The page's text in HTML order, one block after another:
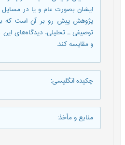
ایشان بصورت عام و یا در مسایل
پژوهش پیشِ رو بر آن است که با
توصیفی ـ تحلیلی‌‌‌‌‌‌‌‌‌‌‌‌‌‌‌‌، دیدگاه‌های
و مقایسه کند.
چکیده انگلیسی:
منابع و مأخذ: